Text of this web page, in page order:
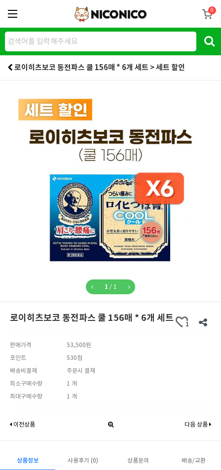
0
로이히츠보코 동전파스 쿨 156매 * 6개 세트 > 세트 할인
1 / 1
로이히츠보코 동전파스 쿨 156매 * 6개 세트
1
판매가격
53,500원
포인트
530점
배송비결제
주문시 결제
최소구매수량
1 개
최대구매수량
1 개
이전상품 다음 상품
상품정보 사용후기 (0) 상품문의 배송/교환